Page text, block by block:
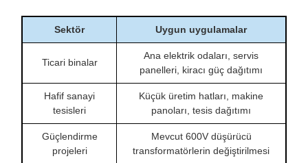
Sektör Uygun uygulamalar
Ticari binalar
Ana elektrik odaları, servis
panelleri, kiracı güç dağıtımı
Hafif sanayi
tesisleri
Küçük üretim hatları, makine
panoları, tesis dağıtımı
Güçlendirme
projeleri
Mevcut 600V düşürücü
transformatörlerin değiştirilmesi